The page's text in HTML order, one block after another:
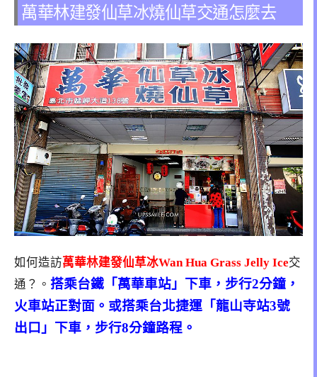
萬華林建發仙草冰燒仙草交通怎麼去
如何造訪萬華林建發仙草冰Wan Hua Grass Jelly Ice交
通？。 搭乘台鐵「萬華車站」下車，步行2分鐘，
火車站正對面。或搭乘台北捷運「龍山寺站3號
出口」下車，步行8分鐘路程。